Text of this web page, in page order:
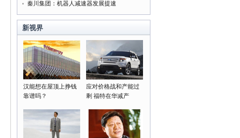
秦川集团：机器人减速器发展提速
新视界
汉能想在屋顶上挣钱
靠谱吗？
应对价格战和产能过
剩 福特在华减产